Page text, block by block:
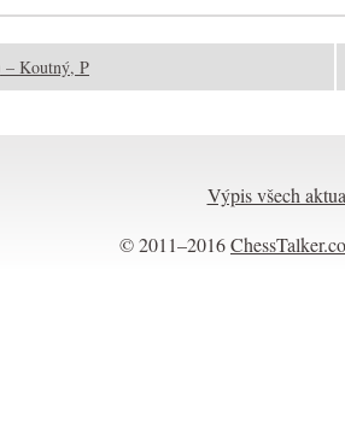
– Koutný, P
Výpis všech
© 2011–2016